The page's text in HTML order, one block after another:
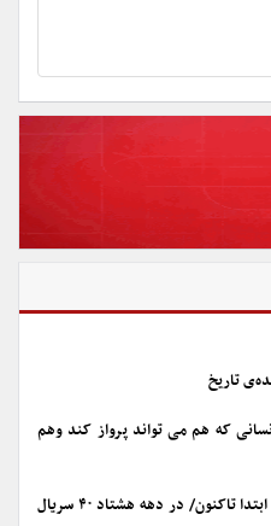
تاریخ
که هم می تواند پرواز کند وهم
تاریخچه سریال‌های ماه رمضان از ابتدا تاکنون/ در دهه هشتاد ۴۰ سریال